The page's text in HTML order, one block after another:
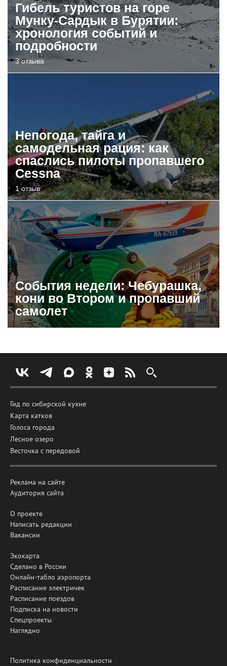
Гибель туристов на горе
Мунку-Сардык в Бурятии:
хронология событий и
подробности
3 отзыва
Непогода, тайга и
самодельная рация: как
спаслись пилоты пропавшего
Cessna
1 отзыв
События недели: Чебурашка,
кони во Втором и пропавший
самолет
Гид по сибирской кухне
Карта катков
Голоса города
Лесное озеро
Весточка с передовой
Реклама на сайте
Аудитория сайта
О проекте
Написать редакции
Вакансии
Экокарта
Сделано в России
Онлайн-табло аэропорта
Расписание электричек
Расписание поездов
Подписка на новости
Спецпроекты
Наглядно
Политика конфиденциальности